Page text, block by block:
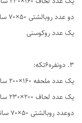
دو عدد روبالشتی ۵۰×۷۰ سانتی‌متر
یک عدد روکوسنی
3. دو‌نفره6تکه:
یک عدد ملحفه ۱۶۰×۲۰۰ سانتی‌متر
یک عدد لحاف ۲۰۰×۲۳۰ سانتی‌متر
دوعدد روبالشتی ۵۰×۷۰ سانتی‌متر